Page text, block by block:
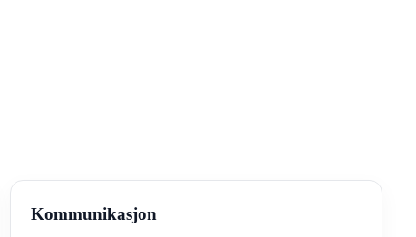
Kommunikasjon